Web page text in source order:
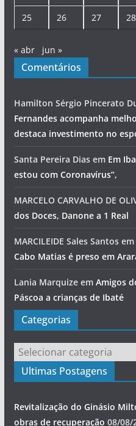
25 26 27 28
« abr jun »
Comentários
Hamilton Sérgio Pincerato
Fernandes acompanha
destaca investimento no
Santa Pereira Diasem Em
estou com Coronavírus”,
MARCELO CARVALHO DE
dos Doces, Danone a 1 Real
MARCILEIDE Sales Santosem
Cabo Matias é preso em
Lania Marquizeem Amigos
Páscoa a crianças de Ibaté
Categorias
Categorias
Ultimas Postagens
Revitalização do Ginásio
obras de recuperação 08/08/